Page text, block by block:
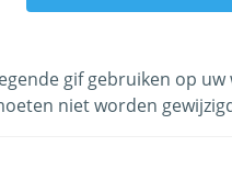
gif gebruiken op
niet worden